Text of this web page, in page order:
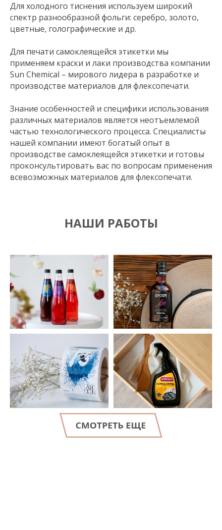
Для холодного тиснения используем широкий
спектр разнообразной фольги: серебро, золото,
цветные, голографические и др.
Для печати самоклеящейся этикетки мы
применяем краски и лаки производства компании
Sun Chemical – мирового лидера в разработке и
производстве материалов для флексопечати.
Знание особенностей и специфики использования
различных материалов является неотъемлемой
частью технологического процесса. Специалисты
нашей компании имеют богатый опыт в
производстве самоклеящейся этикетки и готовы
проконсультировать вас по вопросам применения
всевозможных материалов для флексопечати.
НАШИ РАБОТЫ
LET'S GO!